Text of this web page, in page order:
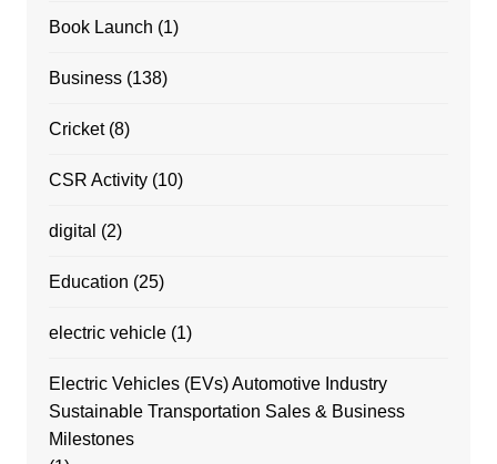
Book Launch (1)
Business(138)
Cricket(8)
CSR Activity(10)
digital (2)
Education (25)
electric vehicle(1)
Electric Vehicles (EVs) Automotive Industry
Sustainable Transportation Sales & Business
Milestones